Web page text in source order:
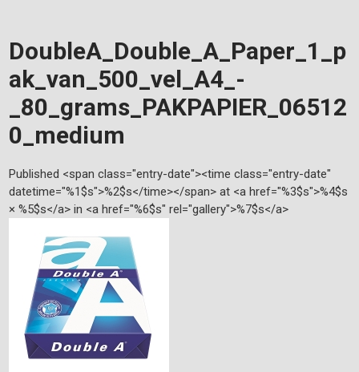
DoubleA_Double_A_Paper_1_p
ak_van_500_vel_A4_-
_80_grams_PAKPAPIER_06512
0_medium
Published <span class="entry-date"><time class="entry-date"
datetime="%1$s">%2$s</time></span> at <a href="%3$s">%4$s
× %5$s</a> in <a href="%6$s" rel="gallery">%7$s</a>